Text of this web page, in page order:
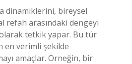
dinamiklerini, bireysel
refah arasındaki dengeyi
tetkik yapar. Bu tür
en verimli şekilde
amaçlar. Örneğin, bir